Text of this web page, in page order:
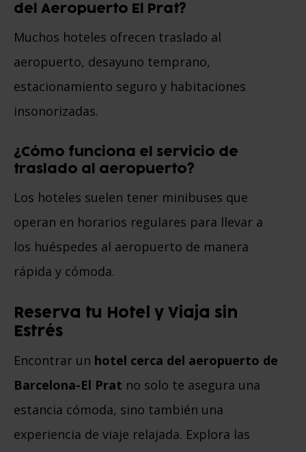
del Aeropuerto El Prat?
Muchos hoteles ofrecen traslado al
aeropuerto, desayuno temprano,
estacionamiento seguro y habitaciones
insonorizadas.
¿Cómo funciona el servicio de
traslado al aeropuerto?
Los hoteles suelen tener minibuses que
operan en horarios regulares para llevar a
los huéspedes al aeropuerto de manera
rápida y cómoda.
Reserva tu Hotel y Viaja sin
Estrés
Encontrar un hotel cerca del aeropuerto de
Barcelona-El Prat no solo te asegura una
estancia cómoda, sino también una
experiencia de viaje relajada. Explora las